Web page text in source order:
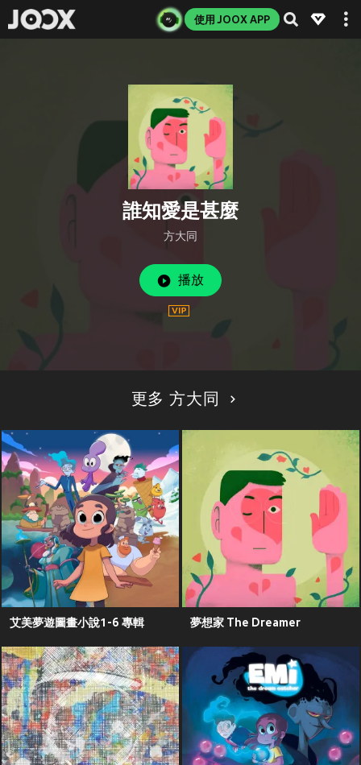
使用 JOOX APP
誰知愛是甚麼
方大同
播放
更多 方大同
艾美夢遊圖畫小說1-6 專輯 夢想家 The Dreamer